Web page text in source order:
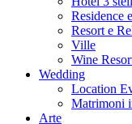
Residence
Resort e
Ville
Wine
Wedding
Location
Matrimoni
Arte